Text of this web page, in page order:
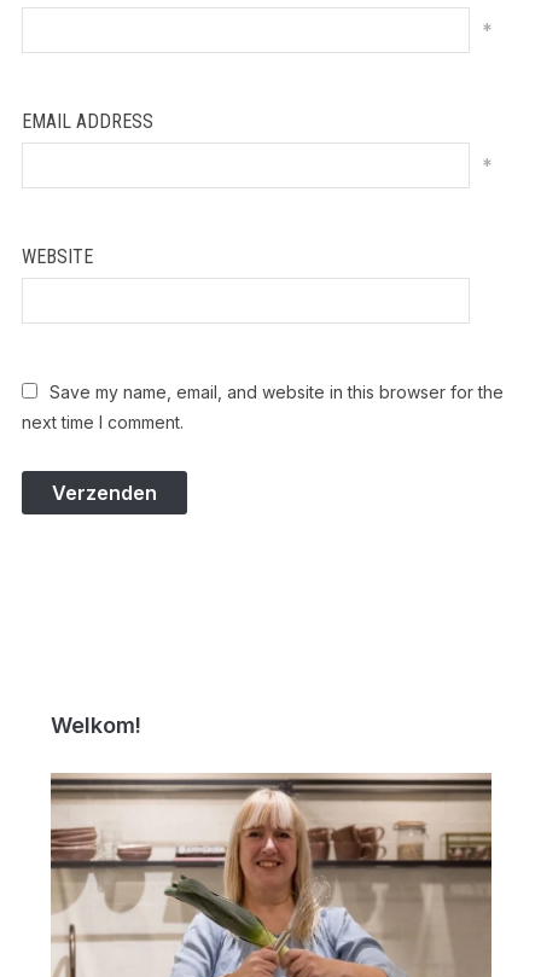
*
EMAIL ADDRESS
*
WEBSITE
Save my name, email, and website in this browser for the
next time I comment.
Welkom!